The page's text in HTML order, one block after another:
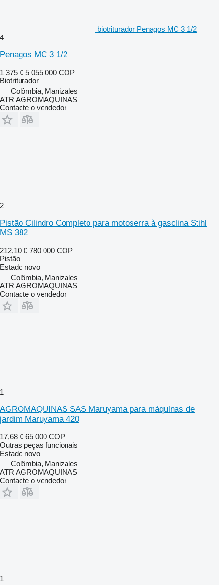
biotriturador Penagos MC 3 1/2
4
Penagos MC 3 1/2
1 375 € 5 055 000 COP
Biotriturador
Colômbia, Manizales
ATR AGROMAQUINAS
Contacte o vendedor
2
Pistão Cilindro Completo para motoserra à gasolina Stihl
MS 382
212,10 € 780 000 COP
Pistão
Estado novo
Colômbia, Manizales
ATR AGROMAQUINAS
Contacte o vendedor
1
AGROMAQUINAS SAS Maruyama para máquinas de
jardim Maruyama 420
17,68 € 65 000 COP
Outras peças funcionais
Estado novo
Colômbia, Manizales
ATR AGROMAQUINAS
Contacte o vendedor
1